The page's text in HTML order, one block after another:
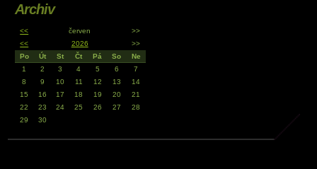
Archiv
<< červen
>>
<<
2026
>>
Po
Út St Čt Pá So
Ne
1
2 3 4 5 6
7
8
9 10 11 12 13
14
15
16 17 18 19 20
21
22
23 24 25 26 27
28
29
30